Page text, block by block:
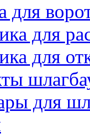
для
для
для
для